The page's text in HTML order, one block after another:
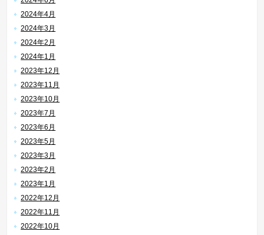
2024年4月
2024年3月
2024年2月
2024年1月
2023年12月
2023年11月
2023年10月
2023年7月
2023年6月
2023年5月
2023年3月
2023年2月
2023年1月
2022年12月
2022年11月
2022年10月